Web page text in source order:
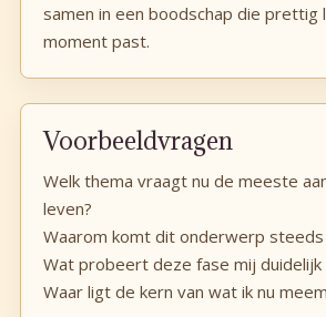
samen in een boodschap die prettig
moment past.
Voorbeeldvragen
Welk thema vraagt nu de meeste
leven?
Waarom komt dit onderwerp
Wat probeert deze fase mij duidelijk
Waar ligt de kern van wat ik nu